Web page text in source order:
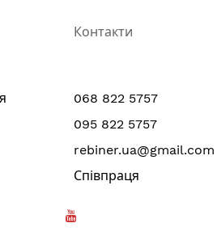
Контакти
068 822 5757
095 822 5757
rebiner.ua@gmail.com
Співпраця